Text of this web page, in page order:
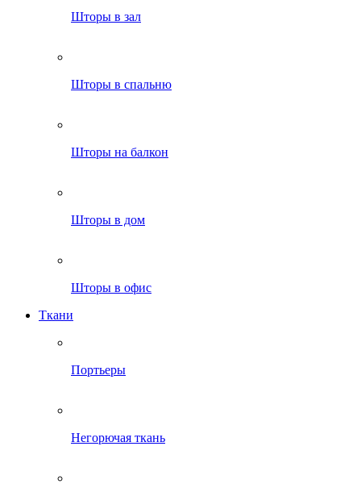
Шторы в зал
Шторы в спальню
Шторы на балкон
Шторы в дом
Шторы в офис
Ткани
Портьеры
Негорючая ткань